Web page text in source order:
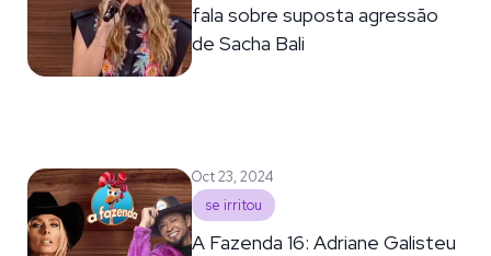
fala sobre suposta agressão
de Sacha Bali
Oct 23, 2024
se irritou
A Fazenda 16: Adriane Galisteu